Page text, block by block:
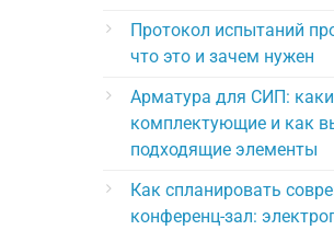
Протокол испытаний
что это и зачем нужен
Арматура для СИП:
комплектующие и как
подходящие элементы
Как спланировать
конференц-зал: